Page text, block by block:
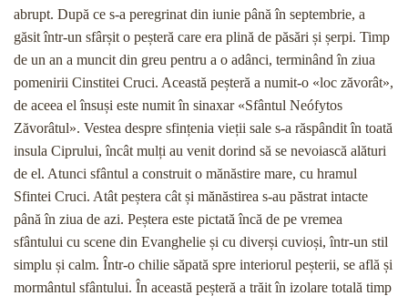
abrupt. După ce s-a peregrinat din iunie până în septembrie, a
găsit într-un sfârșit o peșteră care era plină de păsări și șerpi. Timp
de un an a muncit din greu pentru a o adânci, terminând în ziua
pomenirii Cinstitei Cruci. Această peșteră a numit-o «loc zăvorât»,
de aceea el însuși este numit în sinaxar «Sfântul Neófytos
Zăvorâtul». Vestea despre sfințenia vieții sale s-a răspândit în toată
insula Ciprului, încât mulți au venit dorind să se nevoiască alături
de el. Atunci sfântul a construit o mănăstire mare, cu hramul
Sfintei Cruci. Atât peștera cât și mănăstirea s-au păstrat intacte
până în ziua de azi. Peștera este pictată încă de pe vremea
sfântului cu scene din Evanghelie și cu diverși cuvioși, într-un stil
simplu și calm. Într-o chilie săpată spre interiorul peșterii, se află și
mormântul sfântului. În această peșteră a trăit în izolare totală timp